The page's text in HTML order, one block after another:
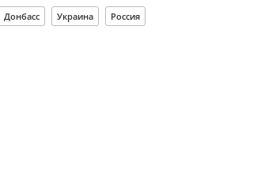
Донбасс Украина Россия